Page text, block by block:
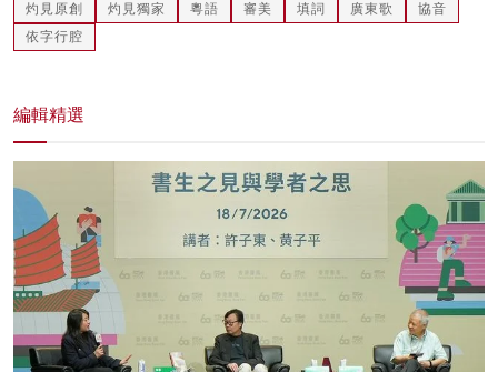
灼見原創 灼見獨家 粵語 審美 填詞 廣東歌
協音
依字行腔
編輯精選